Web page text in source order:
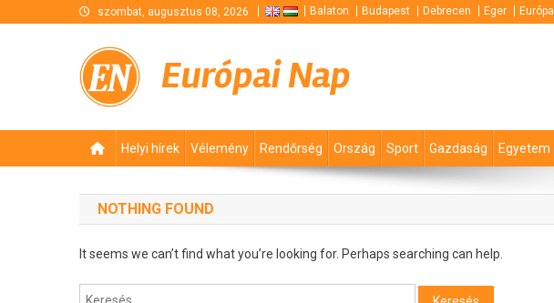
szombat, augusztus 08, 2026 Balaton Budapest Debrecen Eger Európa
Európai Nap
Helyi hírek Vélemény Rendőrség Ország Sport Gazdaság Egyetem
NOTHING FOUND
It seems we can’t find what you’re looking for. Perhaps searching can help.
Keresés: